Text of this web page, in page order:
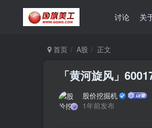
讨论 关
首页 A股 正文
「黄河旋风」
股价挖掘机
1年前发布